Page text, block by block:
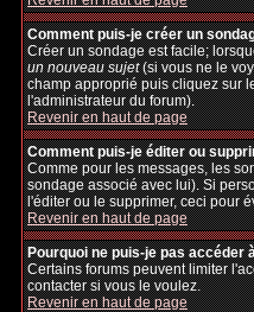
Comment puis-je créer un
Créer un sondage est facile;
un nouveau sujet(si vous ne le
champ approprié puis cliquez sur
l'administrateur du forum).
Revenir en haut de page
Comment puis-je éditer ou
Comme pour les messages, les
sondage associé avec lui). Si
l'éditer ou le supprimer, ceci pour
Revenir en haut de page
Pourquoi ne puis-je pas accéder
Certains forums peuvent limiter
contacter si vous le voulez.
Revenir en haut de page